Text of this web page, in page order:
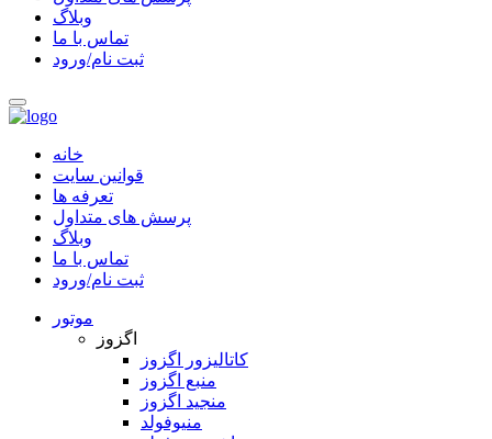
وبلاگ
تماس با ما
ثبت نام/ورود
خانه
قوانین سایت
تعرفه ها
پرسش های متداول
وبلاگ
تماس با ما
ثبت نام/ورود
موتور
اگزوز
کاتالیزور اگزوز
منبع اگزوز
منجید اگزوز
منیوفولد